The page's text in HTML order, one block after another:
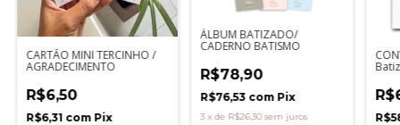
CARTÃO MINI TERCINHO /
AGRADECIMENTO
R$6,50
R$6,31 com Pix
ÁLBUM BATIZADO/
CADERNO BATISMO
R$78,90
R$76,53 com Pix
3 xde R$26,30 sem juros